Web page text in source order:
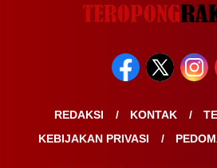
REDAKSI KONTAK
KEBIJAKAN PRIVASI